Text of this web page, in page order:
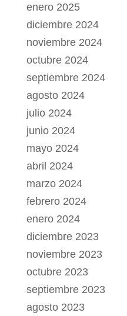
enero 2025
diciembre 2024
noviembre 2024
octubre 2024
septiembre 2024
agosto 2024
julio 2024
junio 2024
mayo 2024
abril 2024
marzo 2024
febrero 2024
enero 2024
diciembre 2023
noviembre 2023
octubre 2023
septiembre 2023
agosto 2023